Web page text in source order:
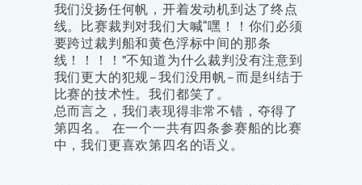
我们没扬任何帆，开着发动机到达了终点
线。比赛裁判对我们大喊“嘿！！你们必须
要跨过裁判船和黄色浮标中间的那条
线！！！！”不知道为什么裁判没有注意到
我们更大的犯规–我们没用帆–而是纠结于
比赛的技术性。我们都笑了。
总而言之，我们表现得非常不错，夺得了
第四名。 在一个一共有四条参赛船的比赛
中，我们更喜欢第四名的语义。